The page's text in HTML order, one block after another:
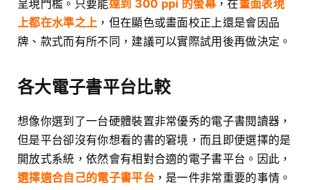
呈現門檻。只要能達到 300 ppi 的螢幕，在畫面表現
上都在水準之上 ，但在顯色或畫面校正上還是會因品
牌、款式而有所不同，建議可以實際試用後再做決定。
各大電子書平台比較
想像你選到了一台硬體裝置非常優秀的電子書閱讀器，
但是平台卻沒有你想看的書的窘境，而且即便選擇的是
開放式系統，依然會有相對合適的電子書平台。因此，
選擇適合自己的電子書平台，是一件非常重要的事情。